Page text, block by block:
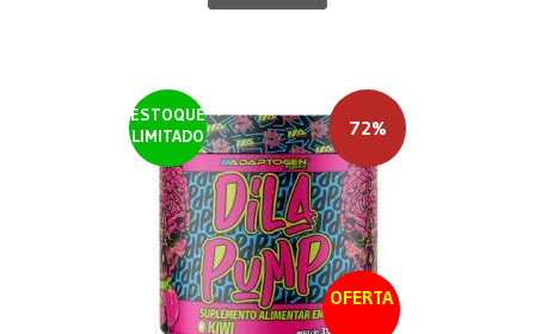
ESTOQUE
LIMITADO
OFERTA
72%